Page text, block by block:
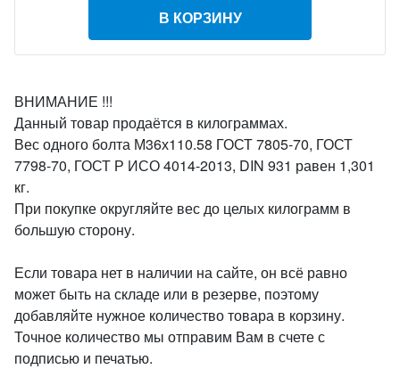
В КОРЗИНУ
ВНИМАНИЕ !!!
Данный товар продаётся в килограммах.
Вес одного болта М36х110.58 ГОСТ 7805-70, ГОСТ
7798-70, ГОСТ Р ИСО 4014-2013, DIN 931 равен 1,301
кг.
При покупке округляйте вес до целых килограмм в
большую сторону.
Если товара нет в наличии на сайте, он всё равно
может быть на складе или в резерве, поэтому
добавляйте нужное количество товара в корзину.
Точное количество мы отправим Вам в счете с
подписью и печатью.